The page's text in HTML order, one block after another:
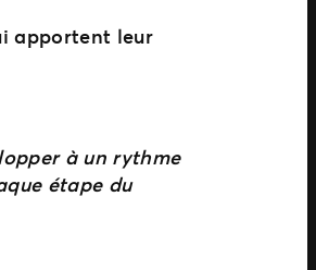
apportent leur
à un rythme
étape du